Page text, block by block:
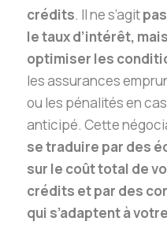
crédits. Il ne s’agit
le taux d’intérêt,
optimiser les
les assurances
ou les pénalités en
anticipé. Cette
se traduire par des
sur le coût total de
crédits et par des
qui s’adaptent à